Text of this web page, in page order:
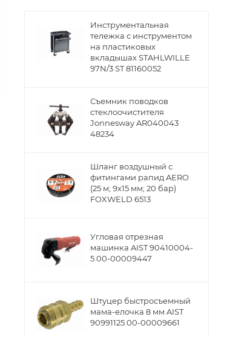
Инструментальная
тележка с инструментом
на пластиковых
вкладышах STAHLWILLE
97N/3 ST 81160052
Съемник поводков
стеклоочистителя
Jonnesway AR040043
48234
Шланг воздушный с
фитингами рапид AERO
(25 м; 9x15 мм; 20 бар)
FOXWELD 6513
Угловая отрезная
машинка AIST 90410004-
5 00-00009447
Штуцер быстросъемный
мама-елочка 8 мм AIST
90991125 00-00009661